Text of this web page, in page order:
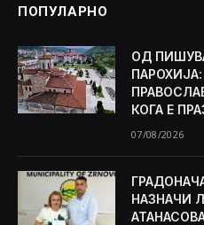
ПОПУЛАРНО
ОД
КОГА Е
07/08/2026
НАЗНАЧИ